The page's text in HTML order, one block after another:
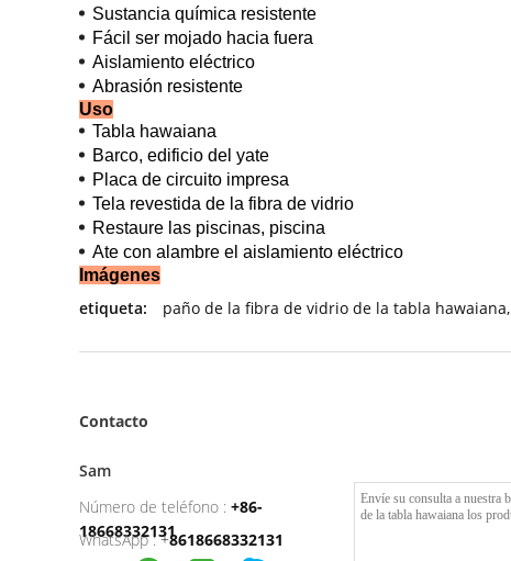
Sustancia química resistente
Fácil ser mojado hacia fuera
Aislamiento eléctrico
Abrasión resistente
Uso
Tabla hawaiana
Barco, edificio del yate
Placa de circuito impresa
Tela revestida de la fibra de vidrio
Restaure las piscinas, piscina
Ate con alambre el aislamiento eléctrico
Imágenes
etiqueta: paño de la fibra de vidrio de la tabla hawaiana,
Contacto
Sam
Número de teléfono : +86-
18668332131
WhatsApp :+8618668332131